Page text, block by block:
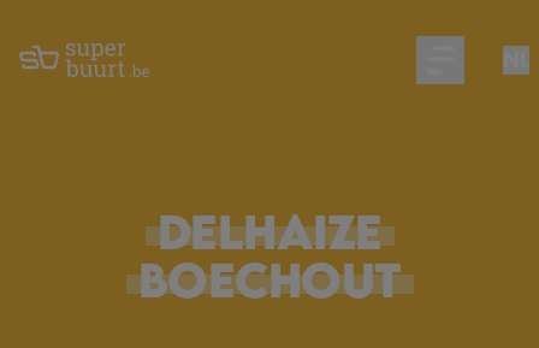
Open main
DELHAIZE
BOECHOUT